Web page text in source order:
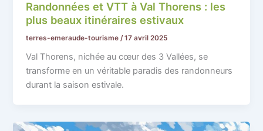
Randonnées et VTT à Val Thorens : les
plus beaux itinéraires estivaux
terres-emeraude-tourisme /17 avril 2025
Val Thorens, nichée au cœur des 3 Vallées, se
transforme en un véritable paradis des randonneurs
durant la saison estivale.